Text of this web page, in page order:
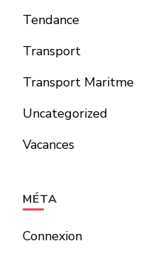
Tendance
Transport
Transport Maritme
Uncategorized
Vacances
MÉTA
Connexion